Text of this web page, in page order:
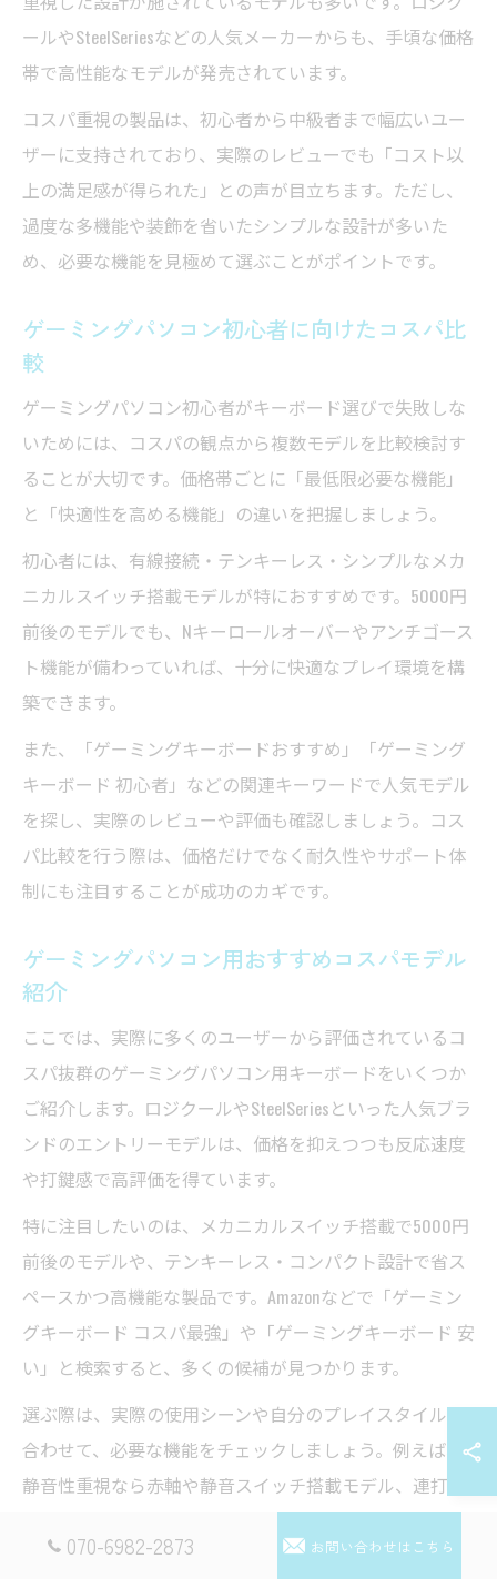
ールやSteelSeriesなどの人気メーカーからも、手頃な価格
帯で高性能なモデルが発売されています。
コスパ重視の製品は、初心者から中級者まで幅広いユー
ザーに支持されており、実際のレビューでも「コスト以
上の満足感が得られた」との声が目立ちます。ただし、
過度な多機能や装飾を省いたシンプルな設計が多いた
め、必要な機能を見極めて選ぶことがポイントです。
ゲーミングパソコン初心者に向けたコスパ比
較
ゲーミングパソコン初心者がキーボード選びで失敗しな
いためには、コスパの観点から複数モデルを比較検討す
ることが大切です。価格帯ごとに「最低限必要な機能」
と「快適性を高める機能」の違いを把握しましょう。
初心者には、有線接続・テンキーレス・シンプルなメカ
ニカルスイッチ搭載モデルが特におすすめです。5000円
前後のモデルでも、Nキーロールオーバーやアンチゴース
ト機能が備わっていれば、十分に快適なプレイ環境を構
築できます。
また、「ゲーミングキーボードおすすめ」「ゲーミング
キーボード 初心者」などの関連キーワードで人気モデル
を探し、実際のレビューや評価も確認しましょう。コス
パ比較を行う際は、価格だけでなく耐久性やサポート体
制にも注目することが成功のカギです。
ゲーミングパソコン用おすすめコスパモデル
紹介
ここでは、実際に多くのユーザーから評価されているコ
スパ抜群のゲーミングパソコン用キーボードをいくつか
ご紹介します。ロジクールやSteelSeriesといった人気ブラ
ンドのエントリーモデルは、価格を抑えつつも反応速度
や打鍵感で高評価を得ています。
特に注目したいのは、メカニカルスイッチ搭載で5000円
前後のモデルや、テンキーレス・コンパクト設計で省ス
ペースかつ高機能な製品です。Amazonなどで「ゲーミン
グキーボード コスパ最強」や「ゲーミングキーボード 安
い」と検索すると、多くの候補が見つかります。
選ぶ際は、実際の使用シーンや自分のプレイスタイルに
合わせて、必要な機能をチェックしましょう。例えば、
静音性重視なら赤軸や静音スイッチ搭載モデル、連打や
反応速度を重視するなら青軸や銀軸モデルも選択肢とな
ります。070-6982-2873 お問い合わせはこちら